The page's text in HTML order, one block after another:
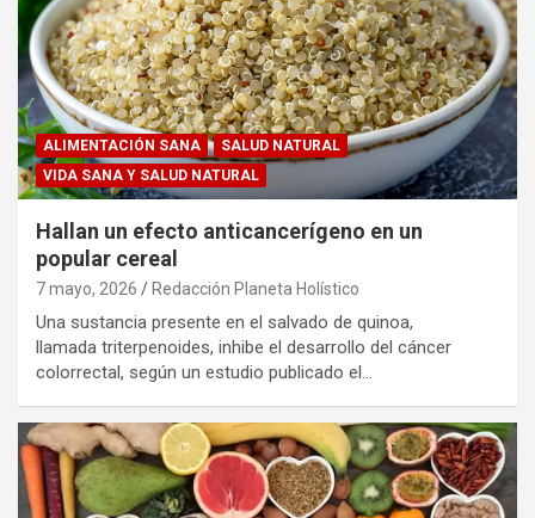
ALIMENTACIÓN SANA
SALUD NATURAL
VIDA SANA Y SALUD NATURAL
Hallan un efecto anticancerígeno en un
popular cereal
7 mayo, 2026 Redacción Planeta Holístico
Una sustancia presente en el salvado de quinoa,
llamada triterpenoides, inhibe el desarrollo del cáncer
colorrectal, según un estudio publicado el…